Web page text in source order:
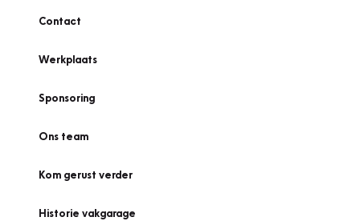
Contact
Werkplaats
Sponsoring
Ons team
Kom gerust verder
Historie vakgarage